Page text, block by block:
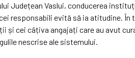
Județean Vaslui, conducerea
evită să ia atitudine. În
cei câțiva angajați care au avut
nescrise ale sistemului.